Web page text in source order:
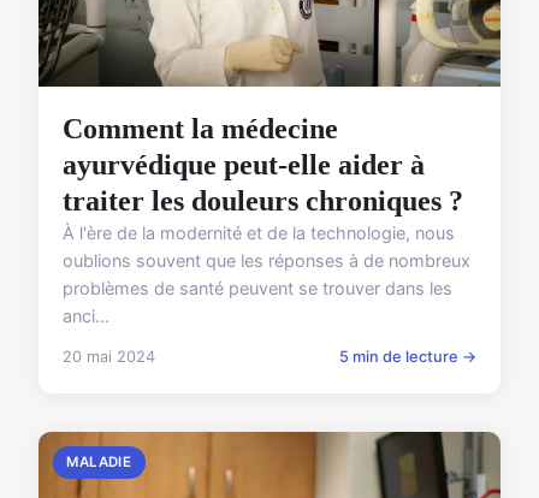
Comment la médecine
ayurvédique peut-elle aider à
traiter les douleurs chroniques ?
À l'ère de la modernité et de la technologie, nous
oublions souvent que les réponses à de nombreux
problèmes de santé peuvent se trouver dans les
anci...
20 mai 2024 5 min de lecture →
MALADIE